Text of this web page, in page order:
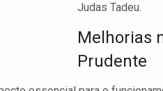
Judas Tadeu.
Melhorias
Prudente